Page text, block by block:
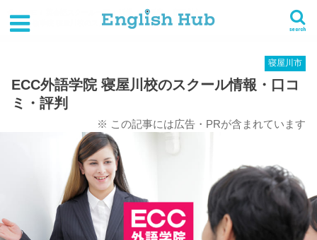
search
英会話スクール一覧 大阪府
寝屋川市
ECC外語学院 寝屋川校のスクール情報・口コミ・評判
寝屋川市
ECC外語学院 寝屋川校のスクール情報・口コ
ミ・評判
※ この記事には広告・PRが含まれています